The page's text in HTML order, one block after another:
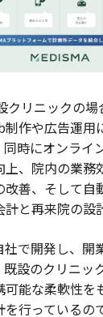
クリニックの
作や広告運用
時にオンライ
上、院内の業務
善、そして自
と再来院の設
で開発し、開
設のクリニッ
能な柔軟性を
行っているの